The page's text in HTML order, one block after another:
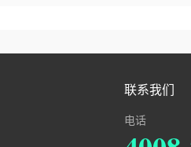
联系我们
电话